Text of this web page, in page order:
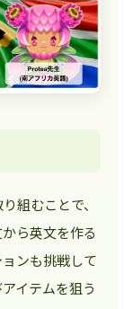
組むことで、
ら英文を作る
ンも挑戦して
イテムを狙う